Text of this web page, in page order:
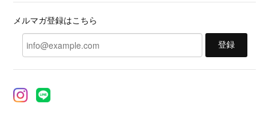
メルマガ登録はこちら
登録